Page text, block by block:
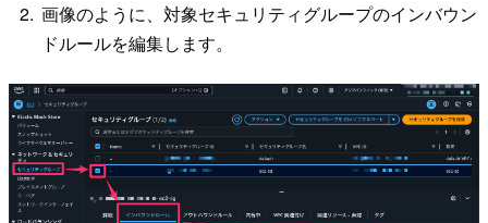
画像のように、対象セキュリティグループのインバウン
ドルールを編集します。